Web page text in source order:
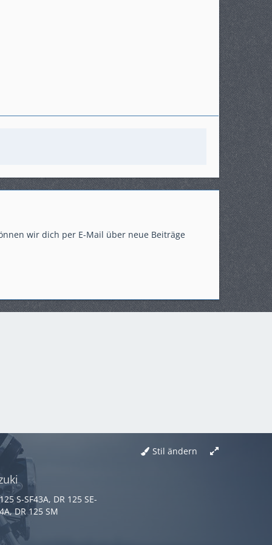
wir dich per E-Mail über neue Beiträge
Stil ändern
S-SF43A, DR 125 SE-
DR 125 SM